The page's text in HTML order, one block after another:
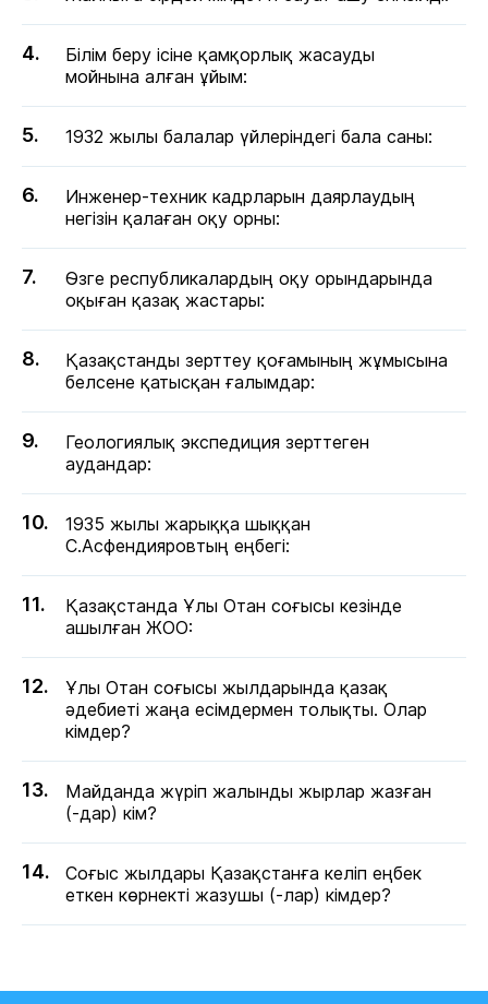
Білім беру ісіне қамқорлық жасауды
мойнына алған ұйым:
1932 жылы балалар үйлеріндегі бала саны:
Инженер-техник кадрларын даярлаудың
негізін қалаған оқу орны:
Өзге республикалардың оқу орындарында
оқыған қазақ жастары:
Қазақстанды зерттеу қоғамының жұмысына
белсене қатысқан ғалымдар:
Геологиялық экспедиция зерттеген
аудандар:
1935 жылы жарыққа шыққан
С.Асфендияровтың еңбегі:
Қазақстанда Ұлы Отан соғысы кезінде
ашылған ЖОО:
Ұлы Отан соғысы жылдарында қазақ
әдебиеті жаңа есімдермен толықты. Олар
кімдер?
Майданда жүріп жалынды жырлар жазған
(-дар) кім?
Соғыс жылдары Қазақстанға келіп еңбек
еткен көрнекті жазушы (-лар) кімдер?